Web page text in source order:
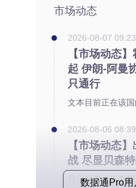
市场动态
2026-08-07
【市场动态
起 伊朗-阿曼
只通行
文本目前正在该
2026-08-06
【市场动态
战 尽显贝森
日元从四十年来
数据通Pro